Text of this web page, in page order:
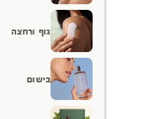
גוף ורחצה
בישום